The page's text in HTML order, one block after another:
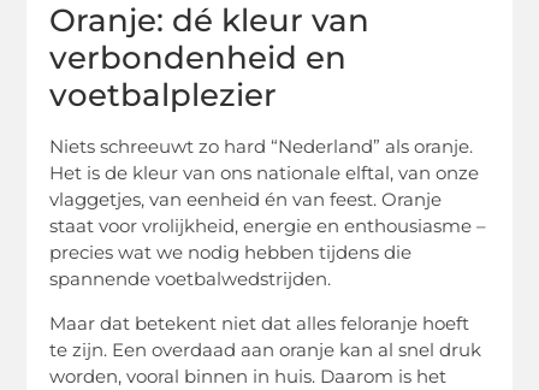
Oranje: dé kleur van
verbondenheid en
voetbalplezier
Niets schreeuwt zo hard “Nederland” als oranje.
Het is de kleur van ons nationale elftal, van onze
vlaggetjes, van eenheid én van feest. Oranje
staat voor vrolijkheid, energie en enthousiasme –
precies wat we nodig hebben tijdens die
spannende voetbalwedstrijden.
Maar dat betekent niet dat alles feloranje hoeft
te zijn. Een overdaad aan oranje kan al snel druk
worden, vooral binnen in huis. Daarom is het